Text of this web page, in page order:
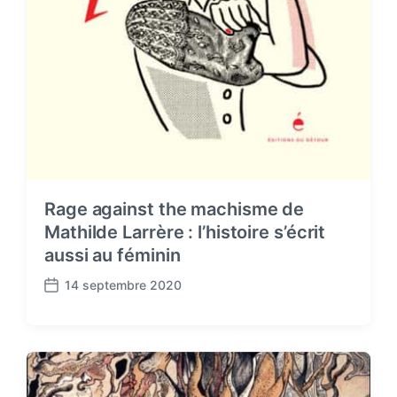
Rage against the machisme de
Mathilde Larrère : l’histoire s’écrit
aussi au féminin
P
t
d
a
14 septembre 2020